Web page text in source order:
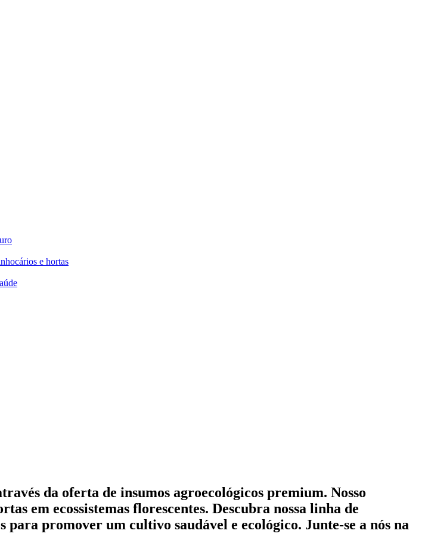
e hortas
da oferta de insumos agroecológicos premium. Nosso
em ecossistemas florescentes. Descubra nossa linha de
promover um cultivo saudável e ecológico. Junte-se a nós na